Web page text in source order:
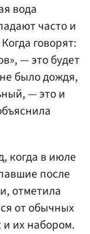
вода
часто и
говорят:
— это будет
было дождя,
— это и
когда в июле
после
отметила
от обычных
их набором.